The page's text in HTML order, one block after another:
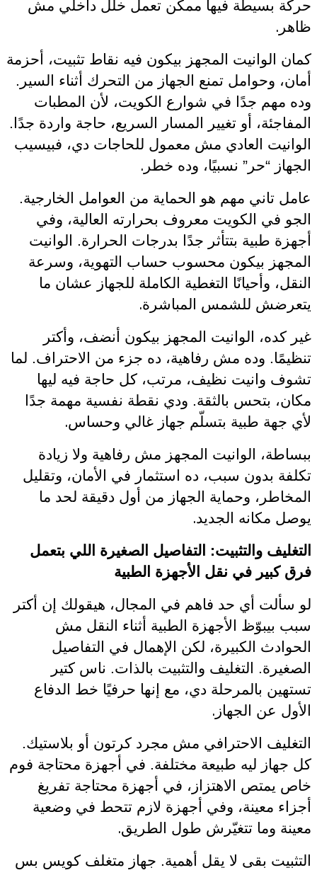
حركة بسيطة فيها ممكن تعمل خلل داخلي مش
ظاهر .
كمان الوانيت المجهز بيكون فيه نقاط تثبيت، أحزمة
أمان، وحوامل تمنع الجهاز من التحرك أثناء السير.
وده مهم جدًا في شوارع الكويت، لأن المطبات
المفاجئة، أو تغيير المسار السريع، حاجة واردة جدًا.
الوانيت العادي مش معمول للحاجات دي، فبيسيب
الجهاز “حر” نسبيًا، وده خطر .
عامل تاني مهم هو الحماية من العوامل الخارجية.
الجو في الكويت معروف بحرارته العالية، وفي
أجهزة طبية بتتأثر جدًا بدرجات الحرارة. الوانيت
المجهز بيكون محسوب حساب التهوية، وسرعة
النقل، وأحيانًا التغطية الكاملة للجهاز عشان ما
يتعرضش للشمس المباشرة.
غير كده، الوانيت المجهز بيكون أنضف، وأكتر
تنظيمًا. وده مش رفاهية، ده جزء من الاحتراف. لما
تشوف وانيت نظيف، مرتب، كل حاجة فيه ليها
مكان، بتحس بالثقة. ودي نقطة نفسية مهمة جدًا
لأي جهة طبية بتسلّم جهاز غالي وحساس.
ببساطة، الوانيت المجهز مش رفاهية ولا زيادة
تكلفة بدون سبب، ده استثمار في الأمان، وتقليل
المخاطر، وحماية الجهاز من أول دقيقة لحد ما
يوصل مكانه الجديد.
التغليف والتثبيت: التفاصيل الصغيرة اللي بتعمل
فرق كبير في نقل الأجهزة الطبية
لو سألت أي حد فاهم في المجال، هيقولك إن أكتر
سبب بيبوّظ الأجهزة الطبية أثناء النقل مش
الحوادث الكبيرة، لكن الإهمال في التفاصيل
الصغيرة. التغليف والتثبيت بالذات. ناس كتير
تستهين بالمرحلة دي، مع إنها حرفيًا خط الدفاع
الأول عن الجهاز .
التغليف الاحترافي مش مجرد كرتون أو بلاستيك.
كل جهاز ليه طبيعة مختلفة. في أجهزة محتاجة فوم
خاص يمتص الاهتزاز، في أجهزة محتاجة تفريغ
أجزاء معينة، وفي أجهزة لازم تتحط في وضعية
معينة وما تتغيّرش طول الطريق.
التثبيت بقى لا يقل أهمية. جهاز متغلف كويس بس